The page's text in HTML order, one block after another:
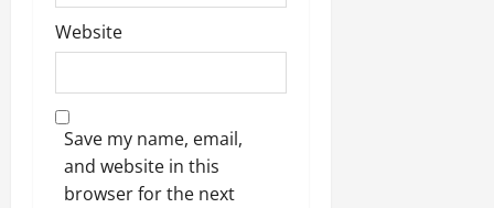
Website
Save my name, email,
and website in this
browser for the next